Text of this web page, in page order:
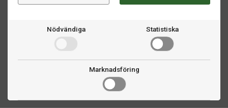
Nödvändiga Statistiska
Marknadsföring